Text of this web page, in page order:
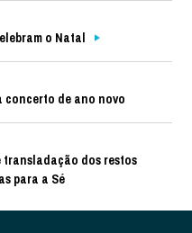
o Natal
concerto de ano novo
transladação dos restos
para a Sé